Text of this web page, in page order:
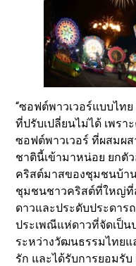
“ซอฟต์พาวเวอร์แบบไท
ที่ปรับเปลี่ยนไม่ได้ เพร
ซอฟต์พาวเวอร์ ที่ผสมผส
ชาตินี้เข้ามาหน่อย ยกตั
คริสต์มาสของชุมชนบ้า
ชุมชนชาวคริสต์ที่ใหญ่ที่
ดาวและประดับประดา
ประเพณีแห่ดาวที่จัดเป็น
ระหว่างวัฒนธรรมไทย
รัก และได้รับการยอมรั